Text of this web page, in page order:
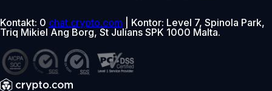
Kontakt: 0 chat.crypto.com | Kontor: Level 7, Spinola Park,
Triq Mikiel Ang Borg, St Julians SPK 1000 Malta.